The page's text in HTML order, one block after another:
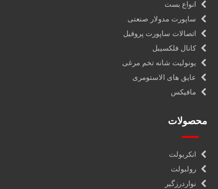
انواع بست
ساپورت مدولار صنعتی
اتصالات ساپورت پروفیل
کانال فلکسیبل
یونولیت شانه تخم مرغی
عایق های الاستومری
مافیکس
محصولات
انکربولت
رولبولت
نواردرزگیر